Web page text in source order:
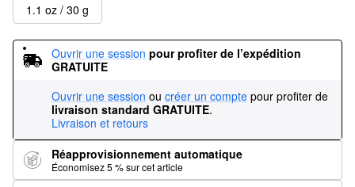
1.1 oz / 30 g
Ouvrir une session pour profiter de l’expédition
GRATUITE
Ouvrir une session ou créer un compte pour profiter de
livraison standard GRATUITE.
Livraison et retours
Réapprovisionnement automatique
Économisez 5 % sur cet article